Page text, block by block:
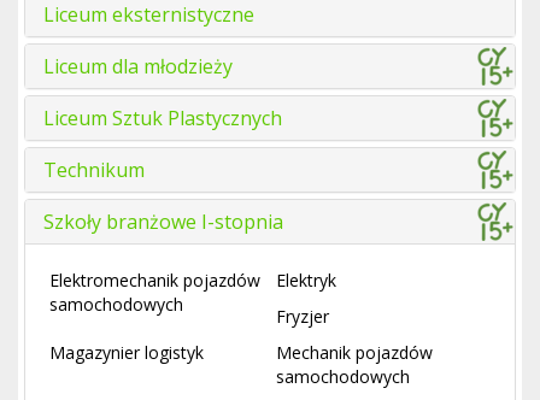
Liceum eksternistyczne
Liceum dla młodzieży
Liceum Sztuk Plastycznych
Technikum
Szkoły branżowe I-stopnia
Elektromechanik pojazdów
samochodowych
Elektryk
Fryzjer
Magazynier logistyk
Mechanik pojazdów
samochodowych